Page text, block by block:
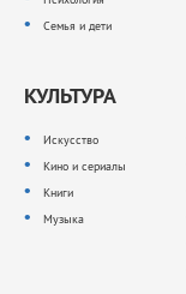
Семья и дети
КУЛЬТУРА
Искусство
Кино и сериалы
Книги
Музыка